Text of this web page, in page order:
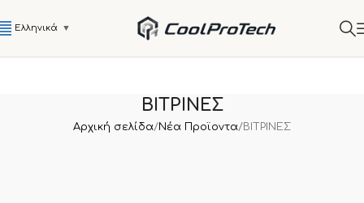
Ελληνικά ▼
ΒΙΤΡΙΝΕΣ
Αρχική σελίδα Νέα Προϊοντα ΒΙΤΡΙΝΕΣ